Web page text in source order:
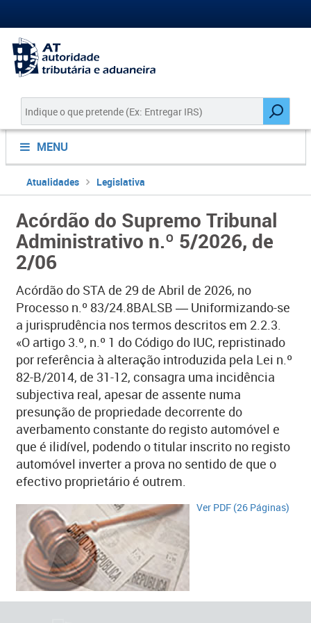
MENU
Atualidades Legislativa
Acórdão do Supremo Tribunal
Administrativo n.º 5/2026, de
2/06
Acórdão do STA de 29 de Abril de 2026, no
Processo n.º 83/24.8BALSB ― Uniformizando-se
a jurisprudência nos termos descritos em 2.2.3.
«O artigo 3.º, n.º 1 do Código do IUC, repristinado
por referência à alteração introduzida pela Lei n.º
82-B/2014, de 31-12, consagra uma incidência
subjectiva real, apesar de assente numa
presunção de propriedade decorrente do
averbamento constante do registo automóvel e
que é ilidível, podendo o titular inscrito no registo
automóvel inverter a prova no sentido de que o
efectivo proprietário é outrem.
​Ver PDF (26 Páginas)​